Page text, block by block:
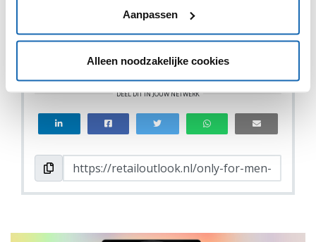
Aanpassen
Alleen noodzakelijke cookies
DEEL DIT IN JOUW NETWERK